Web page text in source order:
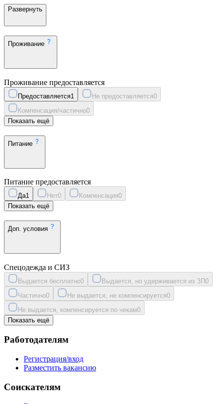
Развернуть
Проживание
Проживание предоставляется
Предоставляется1 Не предоставляется0
Компенсация/частично0
Показать ещё
Питание
Питание предоставляется
Да1 Нет0 Компенсация0
Показать ещё
Доп. условия
Спецодежда и СИЗ
Выдается бесплатно0 Выдается, но удерживается из ЗП0
Частично0 Не выдается, не компенсируется0
Не выдается, компенсируется по чекам0
Показать ещё
Работодателям
Регистрация/вход
Разместить вакансию
Соискателям